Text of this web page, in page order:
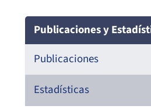
Publicaciones y
Publicaciones
Documentos de trabajo
Estadísticas